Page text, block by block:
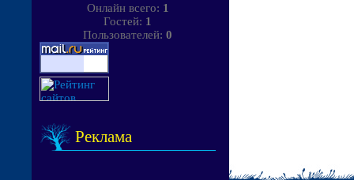
Онлайн всего: 1
Гостей: 1
Пользователей: 0
Реклама